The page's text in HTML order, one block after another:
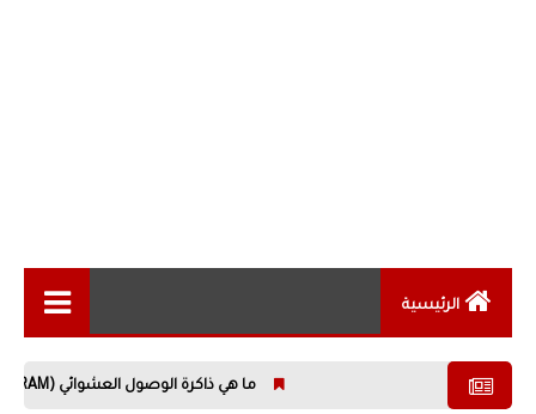
الرئيسية
ما هي ذاكرة الوصول العشوائي (RAM)؟ كل ما تحتاج معرفته عن أهم مكونات الحاسوب